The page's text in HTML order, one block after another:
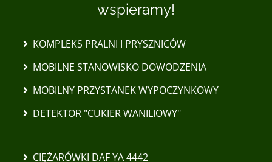
wspieramy!
KOMPLEKS PRALNI I PRYSZNICÓW
MOBILNE STANOWISKO DOWODZENIA
MOBILNY PRZYSTANEK WYPOCZYNKOWY
DETEKTOR "CUKIER WANILIOWY"
CIĘŻARÓWKI DAF YA 4442